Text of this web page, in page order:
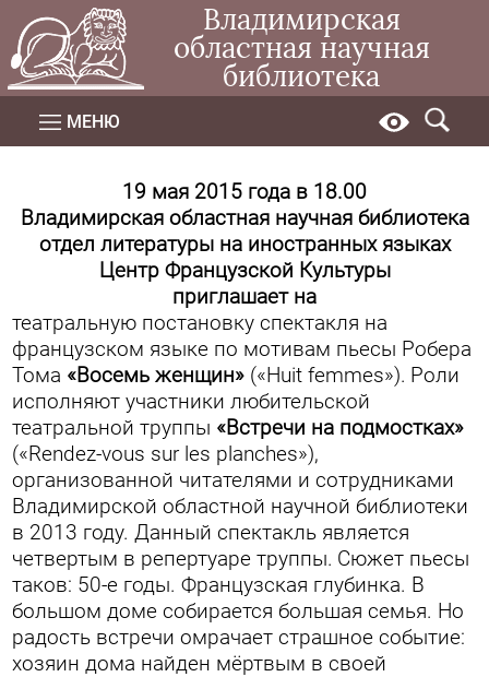
Владимирская
областная научная
библиотека
МЕНЮ
19 мая 2015 года в 18.00
Владимирская областная научная библиотека
отдел литературы на иностранных языках
Центр Французской Культуры
приглашает на
театральную постановку спектакля на
французском языке по мотивам пьесы Робера
Тома «Восемь женщин» («Huit femmes»). Роли
исполняют участники любительской
театральной труппы «Встречи на подмостках»
(«Rendez-vous sur les planches»),
организованной читателями и сотрудниками
Владимирской областной научной библиотеки
в 2013 году. Данный спектакль является
четвертым в репертуаре труппы. Сюжет пьесы
таков: 50-е годы. Французская глубинка. В
большом доме собирается большая семья. Но
радость встречи омрачает страшное событие:
хозяин дома найден мёртвым в своей